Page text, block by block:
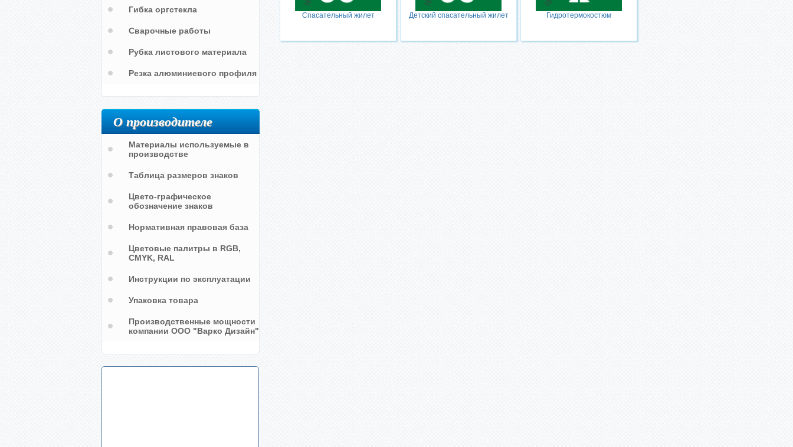
Спасательный жилет Детский спасательный жилет Гидротермокостюм
Гибка оргстекла
Сварочные работы
Рубка листового материала
Резка алюминиевого профиля
О производителе
Материалы используемые в
производстве
Таблица размеров знаков
Цвето-графическое
обозначение знаков
Нормативная правовая база
Цветовые палитры в RGB,
CMYK, RAL
Инструкции по эксплуатации
Упаковка товара
Производственные мощности
компании ООО "Варко Дизайн"